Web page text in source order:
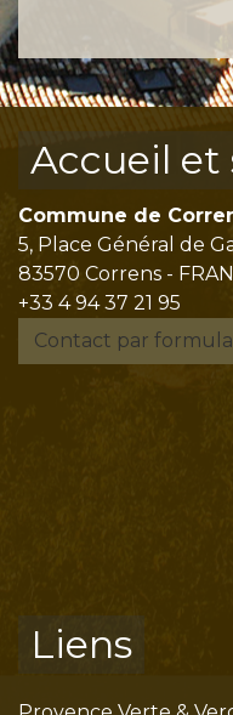
Accueil et
Commune de
5, Place Général de
83570 Correns -
+33 4 94 37 21 95
Contact par
Liens